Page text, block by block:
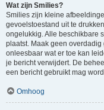
Wat zijn Smilies?
Smilies zijn kleine
gevoelstoestand uit te
ongelukkig. Alle beschikbare
plaatst. Maak geen
onleesbaar wat er toe kan
je bericht verwijdert. De
een bericht gebruikt mag
Omhoog